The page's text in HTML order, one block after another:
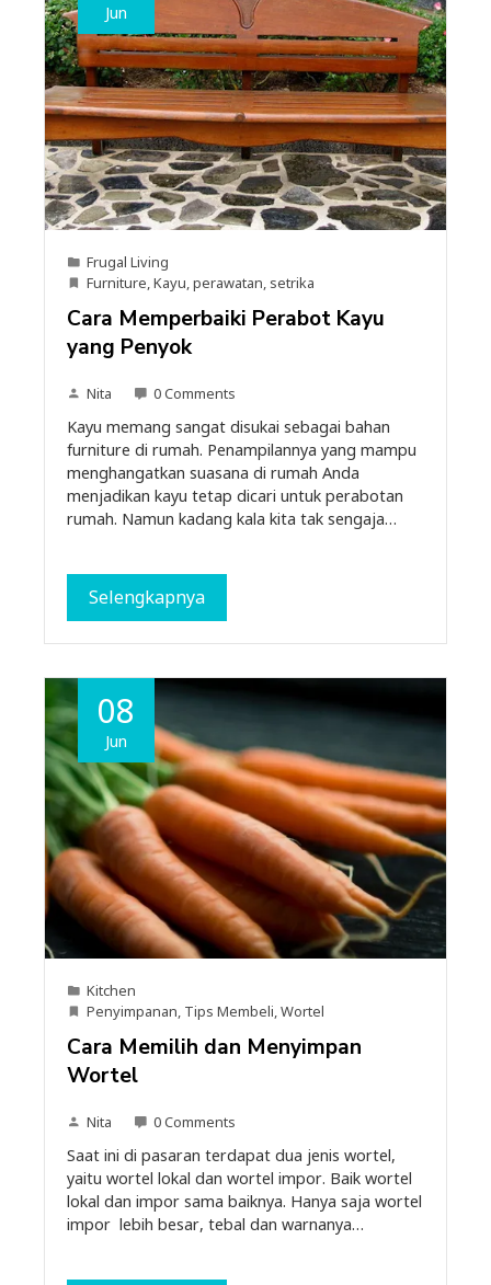
Jun
Frugal Living
Furniture,Kayu,perawatan, setrika
Cara Memperbaiki Perabot Kayu
yang Penyok
Nita 0 Comments
Kayu memang sangat disukai sebagai bahan
furniture di rumah. Penampilannya yang mampu
menghangatkan suasana di rumah Anda
menjadikan kayu tetap dicari untuk perabotan
rumah. Namun kadang kala kita tak sengaja…
Selengkapnya
08
Jun
Kitchen
Penyimpanan, Tips Membeli,Wortel
Cara Memilih dan Menyimpan
Wortel
Nita 0 Comments
Saat ini di pasaran terdapat dua jenis wortel,
yaitu wortel lokal dan wortel impor. Baik wortel
lokal dan impor sama baiknya. Hanya saja wortel
impor lebih besar, tebal dan warnanya…